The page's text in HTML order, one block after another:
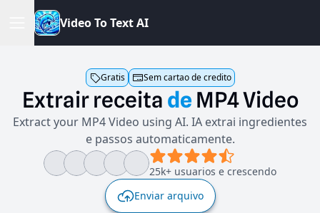
VideoToTextAI
Gratis Sem cartao de credito
Extrair receita de MP4Video
Extract your MP4 Video using AI. IA extrai ingredientes
e passos automaticamente.
25k+ usuarios e crescendo
Enviar arquivo